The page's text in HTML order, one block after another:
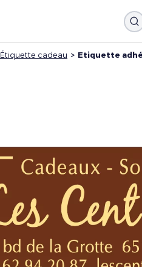
Étiquette cadeau > Etiquette